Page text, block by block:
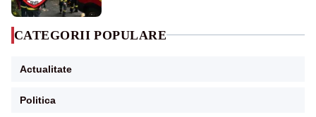
CATEGORII POPULARE
Actualitate
Politica